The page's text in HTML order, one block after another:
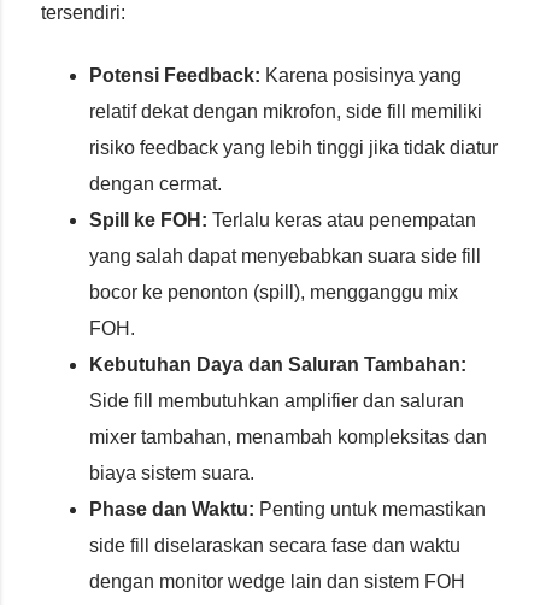
tersendiri:
Potensi Feedback: Karena posisinya yang
relatif dekat dengan mikrofon, side fill memiliki
risiko feedback yang lebih tinggi jika tidak diatur
dengan cermat.
Spill ke FOH: Terlalu keras atau penempatan
yang salah dapat menyebabkan suara side fill
bocor ke penonton (spill), mengganggu mix
FOH.
Kebutuhan Daya dan Saluran Tambahan:
Side fill membutuhkan amplifier dan saluran
mixer tambahan, menambah kompleksitas dan
biaya sistem suara.
Phase dan Waktu: Penting untuk memastikan
side fill diselaraskan secara fase dan waktu
dengan monitor wedge lain dan sistem FOH